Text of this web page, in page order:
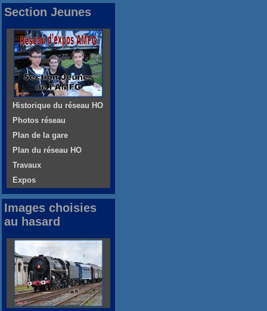
Section Jeunes
Historique du réseau HO
Photos réseau
Plan de la gare
Plan du réseau HO
Travaux
Expos
Images choisies
au hasard